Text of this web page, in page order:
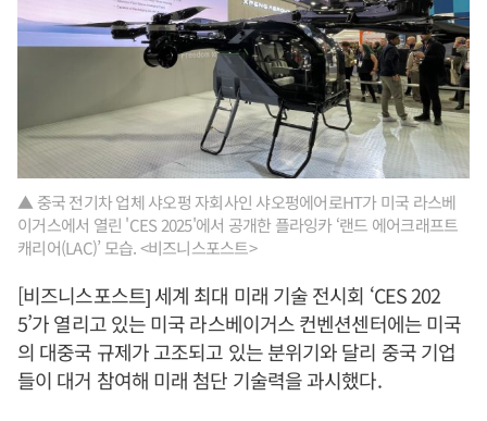
▲ 중국 전기차 업체 샤오펑 자회사인 샤오펑에어로HT가 미국 라스베
이거스에서 열린 'CES 2025'에서 공개한 플라잉카 ‘랜드 에어크래프트
캐리어(LAC)’ 모습. <비즈니스포스트>
[비즈니스포스트] 세계 최대 미래 기술 전시회 ‘CES 202
5’가 열리고 있는 미국 라스베이거스 컨벤션센터에는 미국
의 대중국 규제가 고조되고 있는 분위기와 달리 중국 기업
들이 대거 참여해 미래 첨단 기술력을 과시했다.